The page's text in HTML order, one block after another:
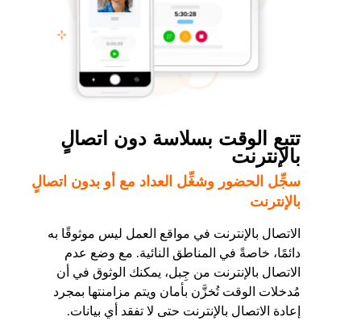
تتبع الوقت بسلاسة دون اتصالٍ
بالإنترنت
سجِّل الحضور وشغِّل العداد مع أو بدون اتصالٍ
بالإنترنت
الاتصال بالإنترنت في مواقع العمل ليس موثوقًا به
دائمًا، خاصةً في المناطق النائية. مع وضع عدم
الاتصال بالإنترنت من جِبل، يمكنك الوثوق في أن
مُدخلات الوقت تُخزَّن بأمان ويتم مزامنتها بمجرد
إعادة الاتصال بالإنترنت حتى لا تفقد أي بيانات.